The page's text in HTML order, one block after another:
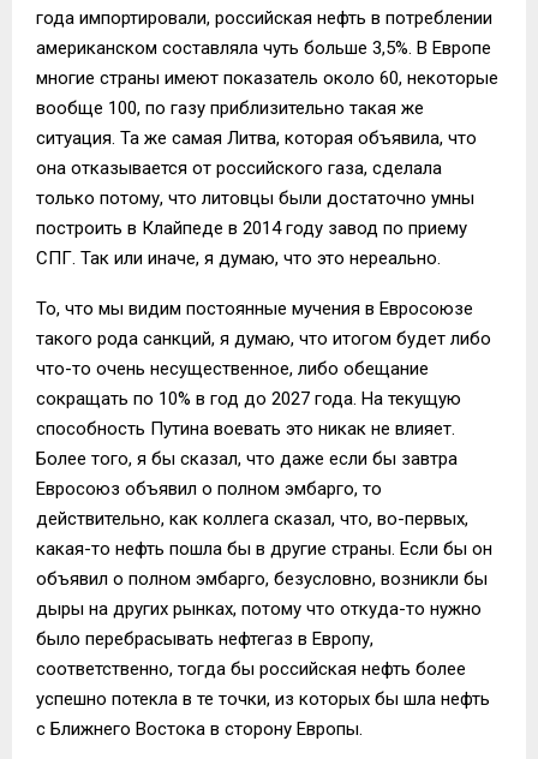
года импортировали, российская нефть в потреблении
американском составляла чуть больше 3,5%. В Европе
многие страны имеют показатель около 60, некоторые
вообще 100, по газу приблизительно такая же
ситуация. Та же самая Литва, которая объявила, что
она отказывается от российского газа, сделала
только потому, что литовцы были достаточно умны
построить в Клайпеде в 2014 году завод по приему
СПГ. Так или иначе, я думаю, что это нереально.
То, что мы видим постоянные мучения в Евросоюзе
такого рода санкций, я думаю, что итогом будет либо
что-то очень несущественное, либо обещание
сокращать по 10% в год до 2027 года. На текущую
способность Путина воевать это никак не влияет.
Более того, я бы сказал, что даже если бы завтра
Евросоюз объявил о полном эмбарго, то
действительно, как коллега сказал, что, во-первых,
какая-то нефть пошла бы в другие страны. Если бы он
объявил о полном эмбарго, безусловно, возникли бы
дыры на других рынках, потому что откуда-то нужно
было перебрасывать нефтегаз в Европу,
соответственно, тогда бы российская нефть более
успешно потекла в те точки, из которых бы шла нефть
с Ближнего Востока в сторону Европы.